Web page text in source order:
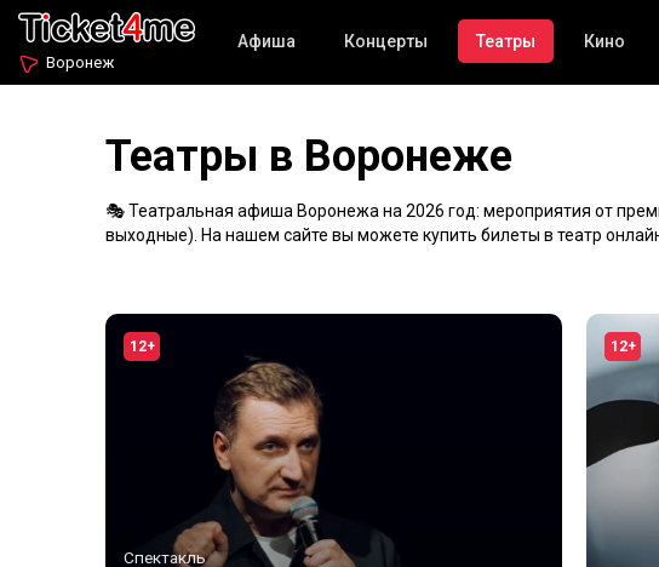
Воронеж
Афиша Концерты Театры Кино
Театры в Воронеже
🎭 Театральная афиша Воронежа на 2026 год: мероприятия от
выходные). На нашем сайте вы можете купить билеты в театр
12+
Спектакль
12+